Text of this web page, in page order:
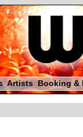
Artists Booking &